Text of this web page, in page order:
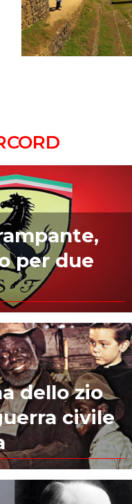
per due
dello zio
civile